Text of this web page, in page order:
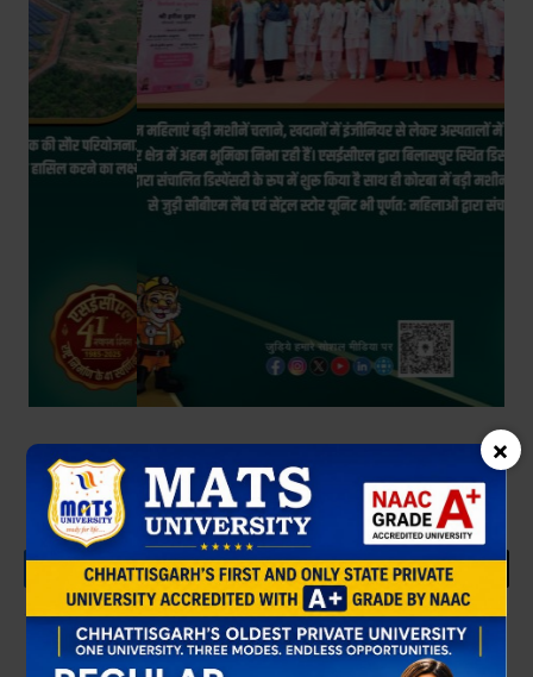
FacebookTwitterPinterestLinkedInTumblrEmailTelegramWhatsApp
Copy
Link
Manpreet Singh
×